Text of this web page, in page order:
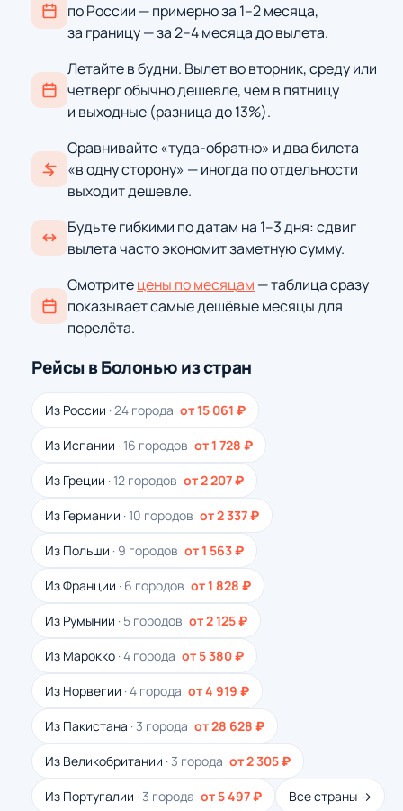
по России — примерно за 1–2 месяца,
за границу — за 2–4 месяца до вылета.
Летайте в будни. Вылет во вторник, среду или
четверг обычно дешевле, чем в пятницу
и выходные (разница до 13%).
Сравнивайте «туда-обратно» и два билета
«в одну сторону» — иногда по отдельности
выходит дешевле.
Будьте гибкими по датам на 1–3 дня: сдвиг
вылета часто экономит заметную сумму.
Смотритецены по месяцам — таблица сразу
показывает самые дешёвые месяцы для
перелёта.
Рейсы в Болонью из стран
Из России · 24 города от 15 061 ₽
Из Испании · 16 городов от 1 728 ₽
Из Греции · 12 городов от 2 207 ₽
Из Германии · 10 городов от 2 337 ₽
Из Польши · 9 городов от 1 563 ₽
Из Франции · 6 городов от 1 828 ₽
Из Румынии · 5 городов от 2 125 ₽
Из Марокко · 4 города от 5 380 ₽
Из Норвегии · 4 города от 4 919 ₽
Из Пакистана · 3 города от 28 628 ₽
Из Великобритании · 3 города от 2 305 ₽
Из Португалии · 3 города от 5 497 ₽ Все страны →